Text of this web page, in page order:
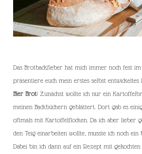
Das Brotbackfieber hat mich immer noch fest
präsentiere euch mein erstes selbst entwickeltes
Bier Brot! Zunächst wollte ich nur ein
meinen Backbüchern geblättert. Dort gab es
oftmals mit Kartoffelflocken. Da ich aber lieber
den Teig einarbeiten wollte, musste ich noch ein
Dabei bin ich dann auf ein Rezept mit